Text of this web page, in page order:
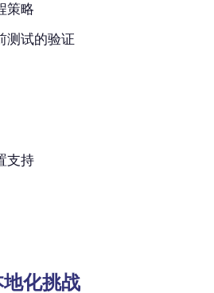
策略
测试的验证
支持
化挑战